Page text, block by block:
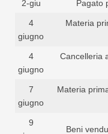
2-giu Pagato
4
giugno
Materia
4
giugno
Cancelleria
7
giugno
Materia
9
Beni